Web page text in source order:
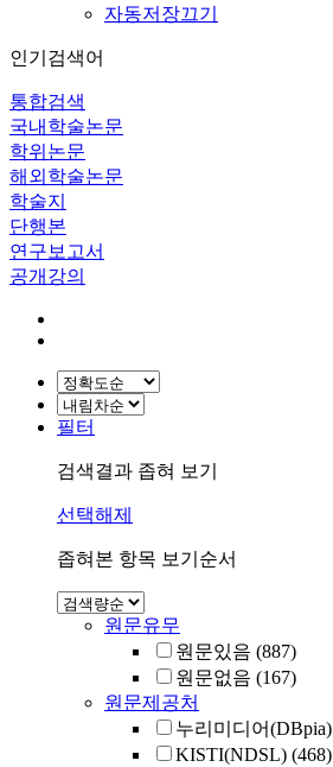
자동저장끄기
인기검색어
통합검색
국내학술논문
학위논문
해외학술논문
학술지
단행본
연구보고서
공개강의
필터
검색결과 좁혀 보기
선택해제
좁혀본 항목 보기순서
원문유무
원문있음 (887)
원문없음 (167)
원문제공처
누리미디어(DBpia)
KISTI(NDSL) (468)